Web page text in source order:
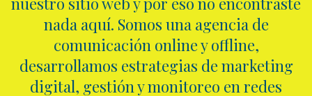
nada aquí. Somos una agencia de
comunicación online y offline,
desarrollamos estrategias de marketing
digital, gestión y monitoreo en redes